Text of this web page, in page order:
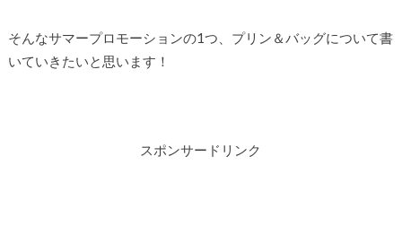
そんなサマープロモーションの1つ、プリン＆バッグについて書
いていきたいと思います！
スポンサードリンク